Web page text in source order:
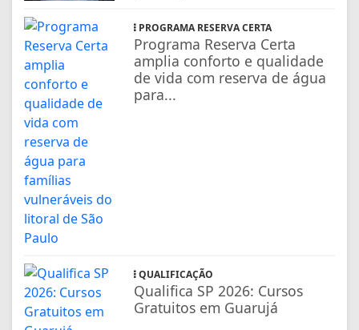
PROGRAMA RESERVA CERTA
Programa Reserva Certa
amplia conforto e qualidade
de vida com reserva de água
para...
QUALIFICAÇÃO
Qualifica SP 2026: Cursos
Gratuitos em Guarujá